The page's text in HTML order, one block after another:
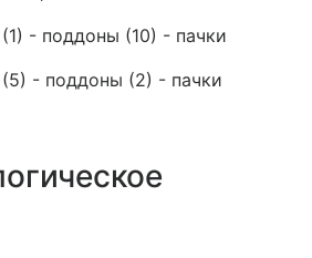
- поддоны (10) - пачки
- поддоны (2) - пачки